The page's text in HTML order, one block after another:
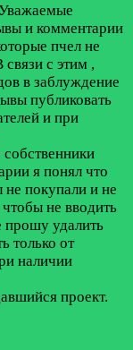
и комментарии
пчел не
с этим ,
в заблуждение
публиковать
и при
я понял что
покупали и не
не вводить
прошу удалить
только от
наличии
проект.